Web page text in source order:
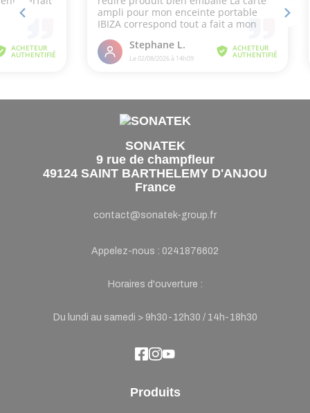
SONATEK
9 rue de champfleur
49124 SAINT BARTHELEMY D'ANJOU
France
contact@sonatek-group.fr
Appelez-nous : 0241876602
Horaires d'ouverture :
Du lundi au samedi > 9h30-12h30 / 14h-18h30
Produits